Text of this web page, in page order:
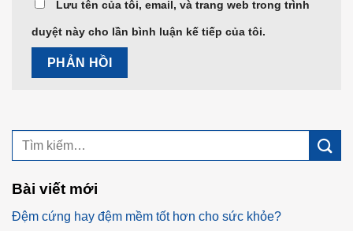
Lưu tên của tôi, email, và trang web trong trình
duyệt này cho lần bình luận kế tiếp của tôi.
Bài viết mới
Đệm cứng hay đệm mềm tốt hơn cho sức khỏe?